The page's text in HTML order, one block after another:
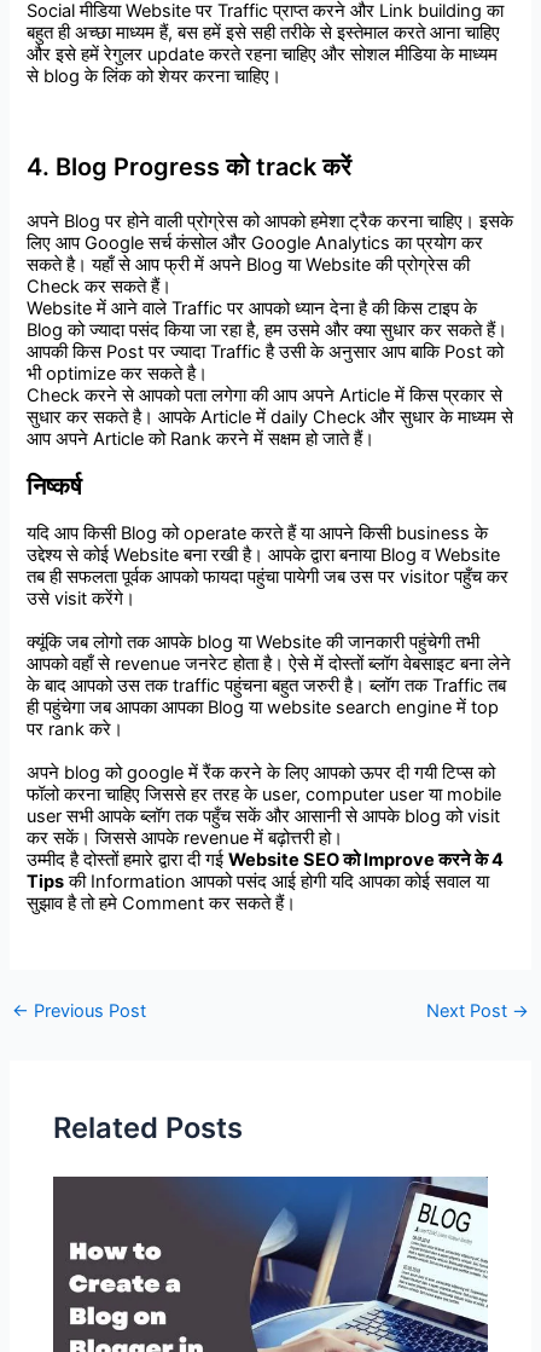
SocialमीडियाWebsiteपर Traffic प्राप्त करने और Link buildingका
बहुत ही अच्छा माध्यम हैं,बस हमें इसे सही तरीके से इस्तेमाल करते आना चाहिए
और इसे हमें रेगुलर updateकरते रहना चाहिएऔर सोशल मीडिया के माध्यम
से blog के लिंक को शेयर करना चाहिए।
4. Blog Progressकोtrackकरें
अपने Blog पर होने वाली प्रोग्रेस को आपको हमेशा ट्रैक करना चाहिए। इसके
लिए आप Google सर्च कंसोल और Google Analytics का प्रयोग कर
सकते है। यहाँ से आप फ्री में अपने Blog या Website की प्रोग्रेस की
Check कर सकते हैं।
Websiteमें आने वाले Traffic पर आपको ध्यान देना है की किस टाइप के
Blog को ज्यादा पसंद किया जा रहा है,हम उसमे और क्या सुधार कर सकते हैं।
आपकी किस Post पर ज्यादा Traffic है उसी के अनुसार आप बाकि Post को
भीoptimizeकर सकते है।
Check करने से आपको पता लगेगा की आप अपने Article में किस प्रकार से
सुधार कर सकते है। आपके Article में dailyCheck और सुधार के माध्यम से
आप अपने Article को Rank करने में सक्षम हो जाते हैं।
निष्कर्ष
यदि आप किसी Blog को operate करते हैं या आपने किसी business के
उद्देश्य से कोई Website बना रखी है। आपके द्वारा बनाया Blog व Website
तब ही सफलता पूर्वक आपको फायदा पहुंचा पायेगी जब उस पर visitor पहुँच कर
उसे visit करेंगे।
क्यूंकि जब लोगो तक आपके blog या Website की जानकारी पहुंचेगी तभी
आपको वहाँ से revenue जनरेट होता है। ऐसे में दोस्तों ब्लॉग वेबसाइट बना लेने
के बाद आपको उस तक traffic पहुंचना बहुत जरुरी है। ब्लॉग तक Traffic तब
ही पहुंचेगा जब आपका आपका Blog या website search engine में top
पर rank करे।
अपने blog को google में रैंक करने के लिए आपको ऊपर दी गयी टिप्स को
फॉलो करना चाहिए जिससे हर तरह के user, computer user या mobile
user सभी आपके ब्लॉग तक पहुँच सकें और आसानी से आपके blog को visit
कर सकें। जिससे आपके revenue में बढ़ोत्तरी हो।
उम्मीद है दोस्तों हमारे द्वारा दी गई Website SEOकोImproveकरनेके4
Tips की Information आपको पसंद आई होगी यदि आपका कोई सवाल या
सुझाव है तो हमे Comment कर सकते हैं।
Post
← Previous Post Next Post →
Related Posts